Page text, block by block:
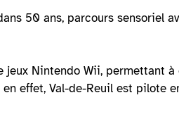
50 ans, parcours sensoriel
jeux Nintendo Wii, permettant
effet, Val-de-Reuil est pilote